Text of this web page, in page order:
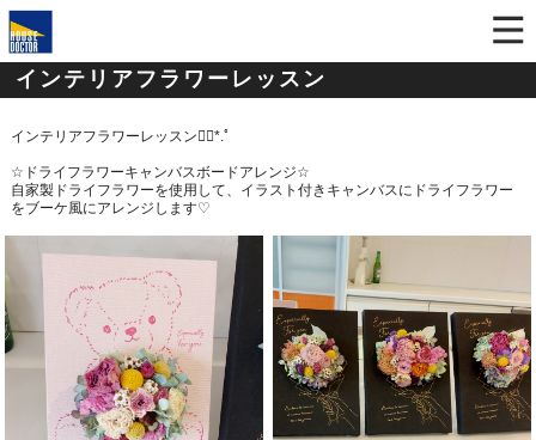
インテリアフラワーレッスン
インテリアフラワーレッスン❁*.ﾟ
☆ ドライフラワーキャンバスボードアレンジ☆
自家製ドライフラワーを使用して、イラスト付きキャンバスにドライフラワー
をブーケ風にアレンジします♡